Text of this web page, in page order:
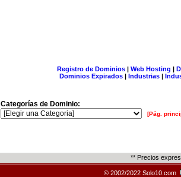
Registro de Dominios| Web Hosting |
Dominios Expirados | Industrias |
Categorías de Dominio:
[Pág.
** Precios
© 2002/2022 Solo10.com